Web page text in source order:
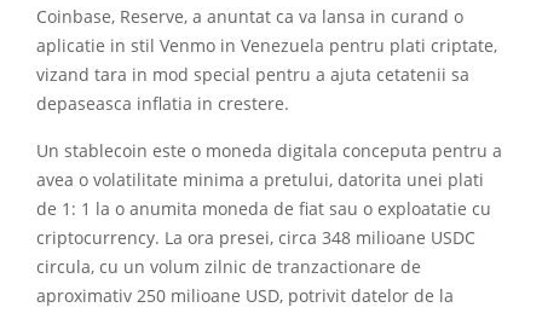
Coinbase, Reserve, a anuntat ca va lansa in curand o
aplicatie in stil Venmo in Venezuela pentru plati criptate,
vizand tara in mod special pentru a ajuta cetatenii sa
depaseasca inflatia in crestere.
Un stablecoin este o moneda digitala conceputa pentru a
avea o volatilitate minima a pretului, datorita unei plati
de 1: 1 la o anumita moneda de fiat sau o exploatatie cu
criptocurrency. La ora presei, circa 348 milioane USDC
circula, cu un volum zilnic de tranzactionare de
aproximativ 250 milioane USD, potrivit datelor de la